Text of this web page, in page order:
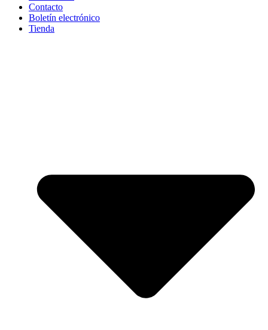
Contacto
Boletín electrónico
Tienda